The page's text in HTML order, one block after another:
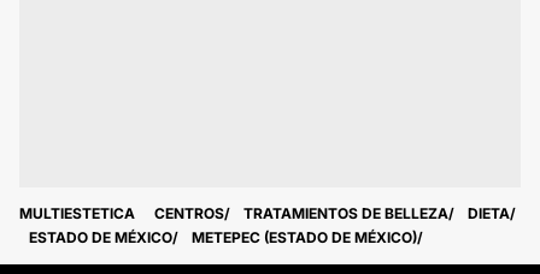
MULTIESTETICA CENTROS TRATAMIENTOS DE BELLEZA
DIETA
ESTADO DE MÉXICO
METEPEC (ESTADO DE MÉXICO)